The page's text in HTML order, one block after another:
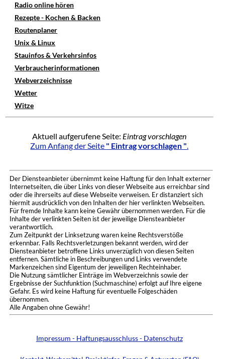
Radio online hören
Rezepte - Kochen & Backen
Routenplaner
Unix & Linux
Stauinfos & Verkehrsinfos
Verbraucherinformationen
Webverzeichnisse
Wetter
Witze
Aktuell aufgerufene Seite: Eintrag vorschlagen
Zum Anfang der Seite " Eintrag vorschlagen ".
Der Diensteanbieter übernimmt keine Haftung für den Inhalt externer
Internetseiten, die über Links von dieser Webseite aus erreichbar sind
oder die ihrerseits auf diese Webseite verweisen. Er distanziert sich
hiermit ausdrücklich von den Inhalten der hier verlinkten Webseiten.
Für fremde Inhalte kann keine Gewähr übernommen werden. Für die
Inhalte der verlinkten Seiten ist der jeweilige Diensteanbieter
verantwortlich.
Zum Zeitpunkt der Linksetzung waren keine Rechtsverstöße
erkennbar. Falls Rechtsverletzungen bekannt werden, wird der
Diensteanbieter betroffene Links unverzüglich von diesen Seiten
entfernen. Sämtliche in Beschreibungen und Links verwendete
Markenzeichen sind Eigentum der jeweiligen Rechteinhaber.
Die Nutzung sämtlicher Einträge im Webverzeichnis sowie der
Ergebnisse der Suchfunktion (Suchmaschine) erfolgt auf Ihre eigene
Gefahr. Es wird keine Haftung für eventuelle Folgeschäden
übernommen.
Alle Angaben ohne Gewähr!
Impressum - Haftungsausschluss - Datenschutz